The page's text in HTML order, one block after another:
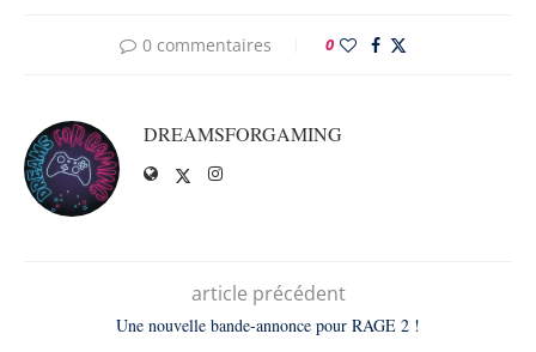
0 commentaires 0
DREAMSFORGAMING
article précédent
Une nouvelle bande-annonce pour RAGE 2 !